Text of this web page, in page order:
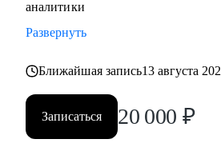
Кому могу помочь:
• Хочет найти работу в IT, FMCG, e-
Analytics, Strategy & Ops, Go-To-
Management, Project Management
• Планирует переехать в Европу
аналитики
Развернуть
Ближайшая запись13 августа
Записаться 20 000 ₽